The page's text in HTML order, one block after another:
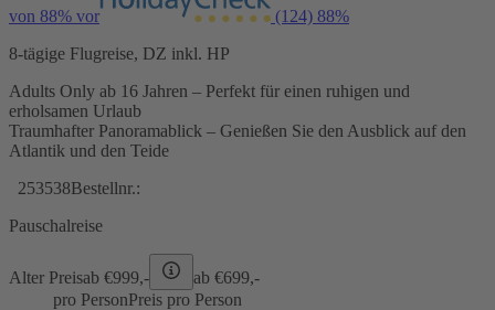
von 88% vor (124) 88%
8-tägige Flugreise, DZ inkl. HP
Adults Only ab 16 Jahren – Perfekt für einen ruhigen und
erholsamen Urlaub
Traumhafter Panoramablick – Genießen Sie den Ausblick auf den
Atlantik und den Teide
253538Bestellnr.:
Pauschalreise
Alter Preisab €999,- ab €699,-
pro PersonPreis pro Person